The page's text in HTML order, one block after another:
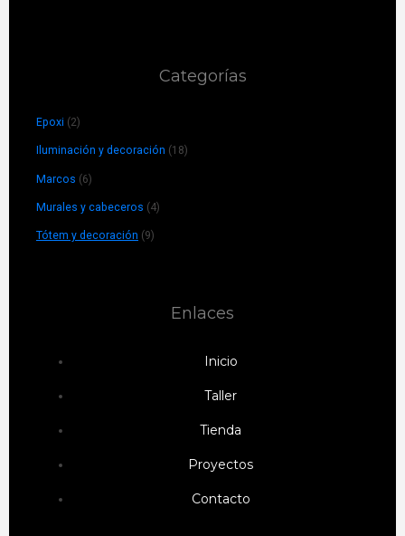
Categorías
Epoxi (2)
Iluminación y decoración (18)
Marcos (6)
Murales y cabeceros (4)
Tótem y decoración (9)
Enlaces
Inicio
Taller
Tienda
Proyectos
Contacto